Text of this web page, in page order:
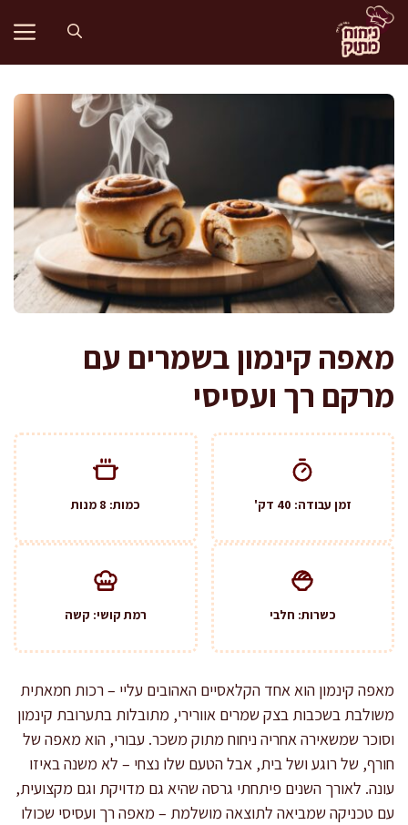
לדלג
לתוכן
מאפה קינמון בשמרים עם
מרקם רך ועסיסי
זמן עבודה: 40 דק' כמות: 8 מנות
כשרות: חלבי רמת קושי: קשה
מאפה קינמון הוא אחד הקלאסיים האהובים עליי – רכות חמאתית
משולבת בשכבות בצק שמרים אוורירי, מתובלות בתערובת קינמון
וסוכר שמשאירה אחריה ניחוח מתוק משכר. עבורי, הוא מאפה של
חורף, של רוגע ושל בית, אבל הטעם שלו נצחי – לא משנה באיזו
עונה. לאורך השנים פיתחתי גרסה שהיא גם מדויקת וגם מקצועית,
עם טכניקה שמביאה לתוצאה מושלמת – מאפה רך ועסיסי שכולו